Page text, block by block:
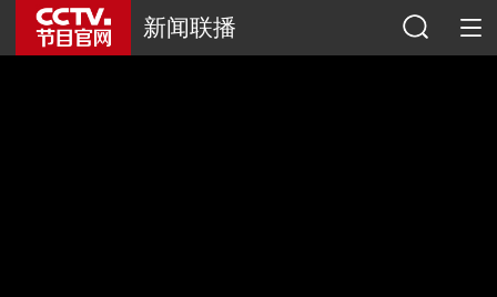
新闻联播